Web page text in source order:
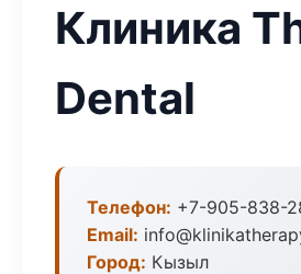
Клиника
Dental
Телефон: +7-905-838-
Email:
Город: Кызыл